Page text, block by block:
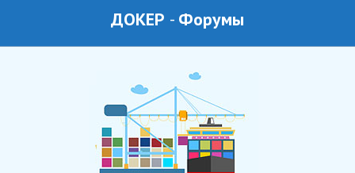
ДОКЕР - Форумы